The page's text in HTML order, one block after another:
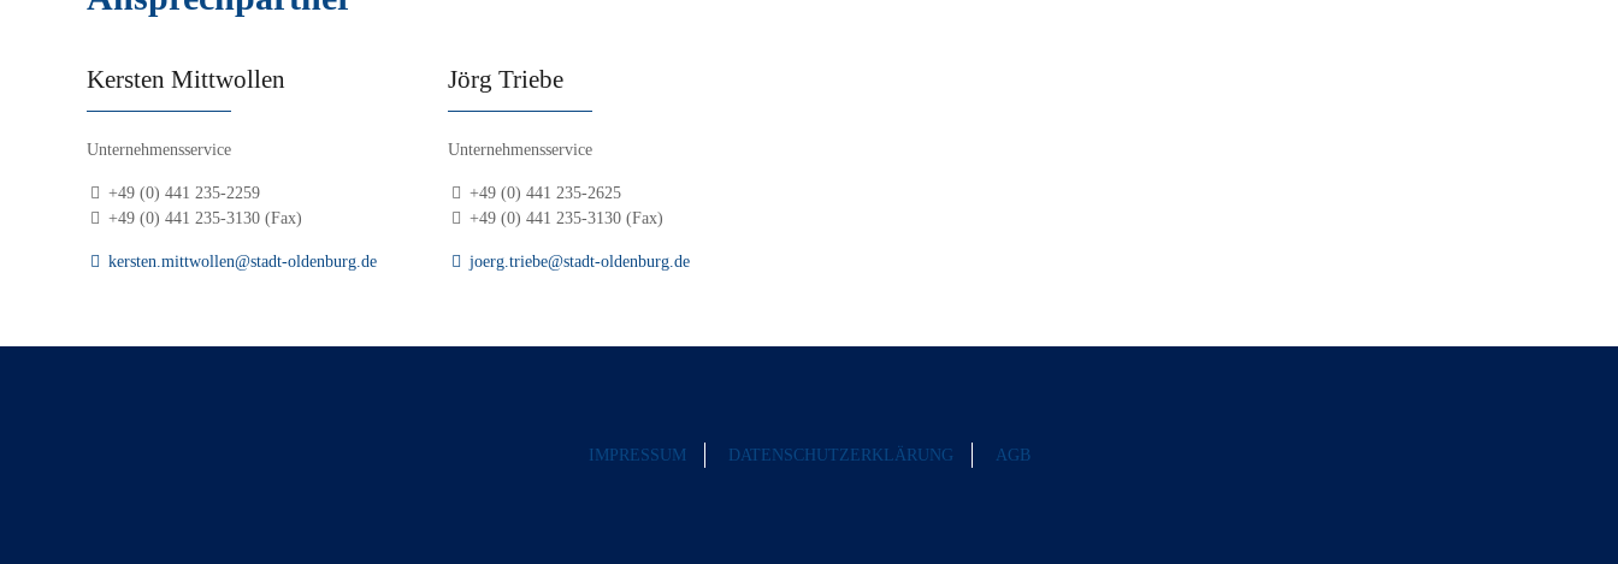
Kersten Mittwollen
Unternehmensservice
+49 (0) 441 235-2259
+49 (0) 441 235-3130 (Fax)
kersten.mittwollen@stadt-oldenburg.de
Jörg Triebe
Unternehmensservice
+49 (0) 441 235-2625
+49 (0) 441 235-3130 (Fax)
joerg.triebe@stadt-oldenburg.de
IMPRESSUM DATENSCHUTZERKLÄRUNG AGB